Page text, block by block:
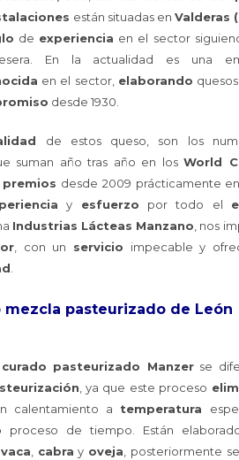
están situadas en Valderas
de experiencia en el sector
En la actualidad es una
en el sector, elaborando
desde 1930.
de estos queso, son los
suman año tras año en losWorld
premios desde 2009 prácticamente
y esfuerzo por todo el
Industrias Lácteas Manzano, nos
, con un servicio impecable y
.
mezcla pasteurizado de León
pasteurizado Manzerse
, ya que este proceso
calentamiento a temperatura
proceso de tiempo. Están
vaca, cabra y oveja, posteriormente